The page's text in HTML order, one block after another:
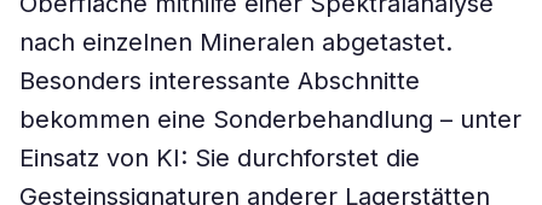
nach einzelnen Mineralen abgetastet.
Besonders interessante Abschnitte
bekommen eine Sonderbehandlung – unter
Einsatz von KI: Sie durchforstet die
Gesteinssignaturen anderer Lagerstätten